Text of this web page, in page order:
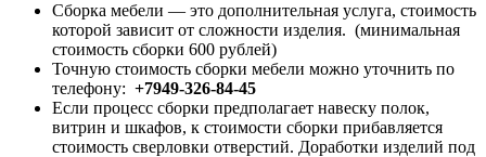
Сборка мебели — это дополнительная услуга, стоимость
которой зависит от сложности изделия. (минимальная
стоимость сборки 600 рублей)
Точную стоимость сборки мебели можно уточнить по
телефону: +7949-326-84-45
Если процесс сборки предполагает навеску полок,
витрин и шкафов, к стоимости сборки прибавляется
стоимость сверловки отверстий. Доработки изделий под